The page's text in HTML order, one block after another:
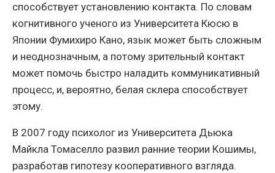
способствует установлению контакта. По словам
когнитивного ученого из Университета Кюсю в
Японии Фумихиро Кано, язык может быть сложным
и неоднозначным, а потому зрительный контакт
может помочь быстро наладить коммуникативный
процесс, и, вероятно, белая склера способствует
этому.
В 2007 году психолог из Университета Дьюка
Майкла Томаселло развил ранние теории Кошимы,
разработав гипотезу кооперативного взгляда.